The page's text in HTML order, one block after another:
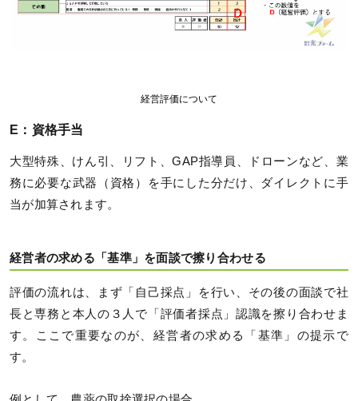
経営評価について
E：資格手当
大型特殊、けん引、リフト、GAP指導員、ドローンなど、業
務に必要な武器（資格）を手にした分だけ、ダイレクトに手
当が加算されます。
経営者の求める「基準」を面談で擦り合わせる
評価の流れは、まず「自己採点」を行い、その後の面談で社
長と専務と本人の３人で「評価者採点」認識を擦り合わせま
す。ここで重要なのが、経営者の求める「基準」の提示で
す。